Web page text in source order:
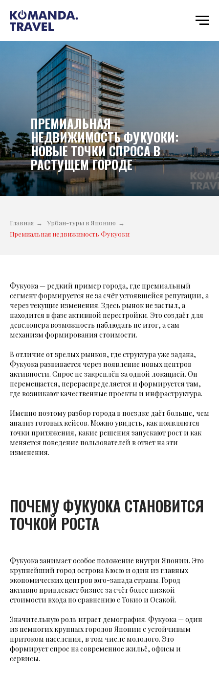
ПРЕМИАЛЬНАЯ
НЕДВИЖИМОСТЬ ФУКУОКИ:
НОВЫЕ ТОЧКИ СПРОСА В
РАСТУЩЕМ ГОРОДЕ
Главная → Урбан-туры в Японию →
Премиальная недвижимость Фукуоки
Фукуока — редкий пример города, где премиальный
сегмент формируется не за счёт устоявшейся репутации, а
через текущие изменения. Здесь рынок не застыл, а
находится в фазе активной перестройки. Это создаёт для
девелопера возможность наблюдать не итог, а сам
механизм формирования стоимости.
В отличие от зрелых рынков, где структура уже задана,
Фукуока развивается через появление новых центров
активности. Спрос не закреплён за одной локацией. Он
перемещается, перераспределяется и формируется там,
где возникают качественные проекты и инфраструктура.
Именно поэтому разбор города в поездке даёт больше, чем
анализ готовых кейсов. Можно увидеть, как появляются
точки притяжения, какие решения запускают рост и как
меняется поведение пользователей в ответ на эти
изменения.
ПОЧЕМУ ФУКУОКА СТАНОВИТСЯ
ТОЧКОЙ РОСТА
Фукуока занимает особое положение внутри Японии. Это
крупнейший город острова Кюсю и один из главных
экономических центров юго-запада страны. Город
активно привлекает бизнес за счёт более низкой
стоимости входа по сравнению с Токио и Осакой.
Значительную роль играет демография. Фукуока — один
из немногих крупных городов Японии с устойчивым
притоком населения, в том числе молодого. Это
формирует спрос на современное жильё, офисы и
сервисы.